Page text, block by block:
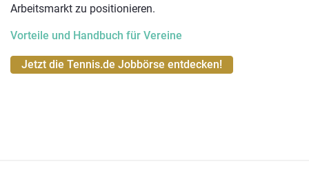
Arbeitsmarkt zu positionieren.
Vorteile und Handbuch für Vereine
Jetzt die Tennis.de Jobbörse entdecken!